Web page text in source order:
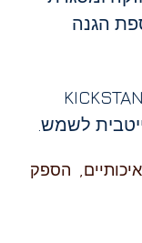
הגנה
לשמש.
איכותיים,  הספק